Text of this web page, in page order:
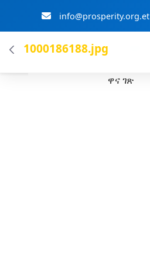
info@prosperity.org.et
ዋና ገጽ
1000186188.jpg